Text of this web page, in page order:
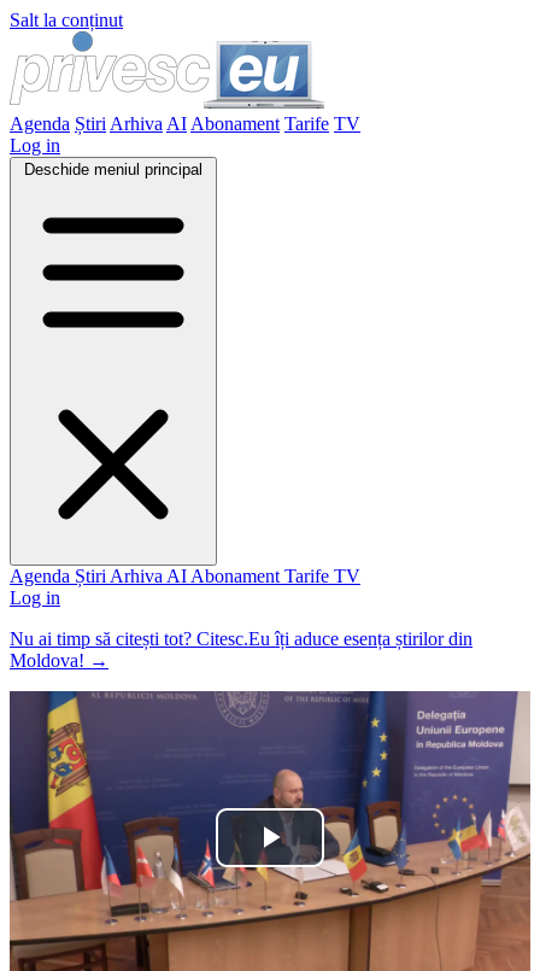
Salt la conținut
Agenda Știri Arhiva AI Abonament Tarife TV
Log in
Deschide meniul principal
Agenda Știri Arhiva AI Abonament Tarife TV
Log in
Nu ai timp să citești tot? Citesc.Eu îți aduce esența știrilor din
Moldova! →
Play
Video